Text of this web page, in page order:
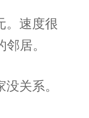
。速度很
居。
关系。